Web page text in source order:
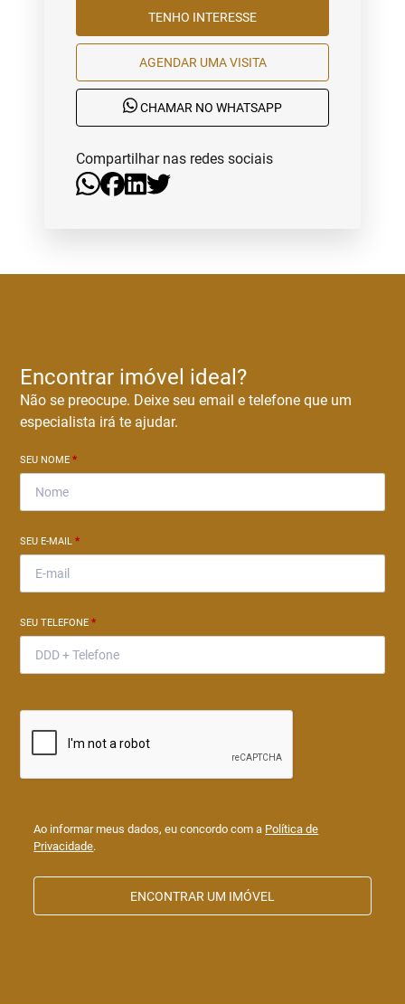
TENHO INTERESSE
AGENDAR UMA VISITA
CHAMAR NO WHATSAPP
Compartilhar nas redes sociais
Encontrar imóvel ideal?
Não se preocupe. Deixe seu email e telefone que um
especialista irá te ajudar.
SEU NOME*
SEU E-MAIL*
SEU TELEFONE*
Ao informar meus dados, eu concordo com a Política de
Privacidade.
ENCONTRAR UM IMÓVEL